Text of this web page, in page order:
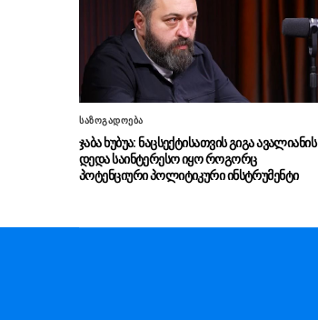
საზოგადოება
ჯაბა ხუბუა: ნაცსექტისათვის გიგა ავალიანის
დედა საინტერესო იყო როგორც
პოტენციური პოლიტიკური ინსტრუმენტი